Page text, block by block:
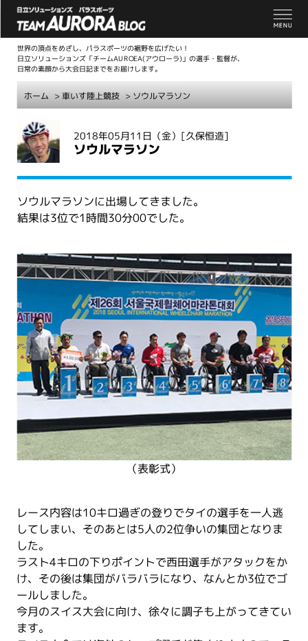
世界の頂点をめざし、パラスポーツの裾野を広げたい！
日立ソリューションズ「チームAUROEA(アウローラ)」の選手・監督が、
日常の素顔から大会日記までをお届けします。
ホーム >車いす陸上競技 > ソウルマラソン
2018年05月11日（金） [久保恒造]
ソウルマラソン
ソウルマラソンに出場してきました。
結果は3位で1時間30分00でした。
（表彰式）
レース内容は10キロ過ぎの登りでタイの選手を一人逃
してしまい、そのあとは5人の2位争いの集団となりま
した。
ラスト4キロの下りポイントで西田選手がアタックをか
け、その後は集団がバラバラになり、なんとか3位でゴ
ールしました。
今月のスイス大会に向け、徐々に調子も上がってきてい
ます。